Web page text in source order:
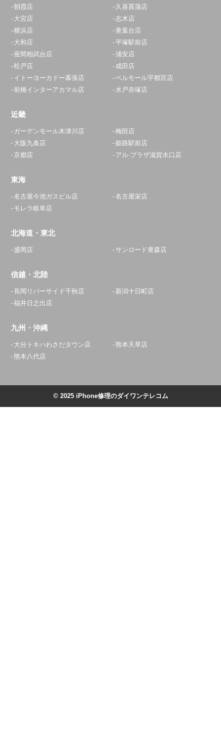
朝霞店
久喜菖蒲店
大宮店
志木店
横浜店
青葉台店
大和店
平塚駅前店
座間相武台店
浦安店
松戸店
成田店
イトーヨーカドー幕張店
ベルモール宇都宮店
前橋インターアカマル店
水戸赤塚店
近畿
ガーデンモール木津川店
梅田店
大阪九条店
姫路駅前店
京都店
アル·プラザ滋賀水口店
東海
名古屋今池ガスビル店
名古屋栄店
モレラ岐阜店
北海道・東北
盛岡店 サンロード青森店
信越・北陸
長岡リバーサイド千秋店
新潟十日町店
福井日之出店
九州・沖縄
大分トキハわさだタウン店
熊本天草店
熊本八代店
© 2025 iPhone修理のダイワンテレコム